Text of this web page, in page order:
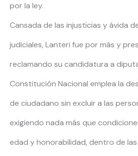
por la ley.
Cansada de las injusticias y ávida
judiciales, Lanteri fue por más y
reclamando su candidatura a
Constitución Nacional emplea la
de ciudadano sin excluir a las
exigiendo nada más que
edad y honorabilidad, dentro de las